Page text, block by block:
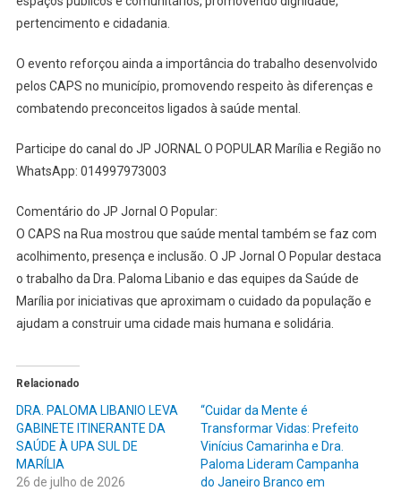
pertencimento e cidadania.
O evento reforçou ainda a importância do trabalho desenvolvido
pelos CAPS no município, promovendo respeito às diferenças e
combatendo preconceitos ligados à saúde mental.
Participe do canal do JP JORNAL O POPULAR Marília e Região no
WhatsApp: 014997973003
Comentário do JP Jornal O Popular:
O CAPS na Rua mostrou que saúde mental também se faz com
acolhimento, presença e inclusão. O JP Jornal O Popular destaca
o trabalho da Dra. Paloma Libanio e das equipes da Saúde de
Marília por iniciativas que aproximam o cuidado da população e
ajudam a construir uma cidade mais humana e solidária.
Relacionado
DRA. PALOMA LIBANIO LEVA
GABINETE ITINERANTE DA
SAÚDE À UPA SUL DE
MARÍLIA
26 de julho de 2026
“Cuidar da Mente é
Transformar Vidas: Prefeito
Vinícius Camarinha e Dra.
Paloma Lideram Campanha
do Janeiro Branco em